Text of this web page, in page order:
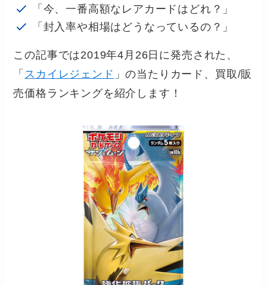
「今、一番高額なレアカードはどれ？」
「封入率や相場はどうなっているの？」
この記事では2019年4月26日に発売された、
「 スカイレジェンド 」の当たりカード、買取/販
売価格ランキングを紹介します！